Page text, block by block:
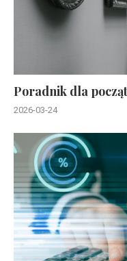
Poradnik dla
2026-03-24